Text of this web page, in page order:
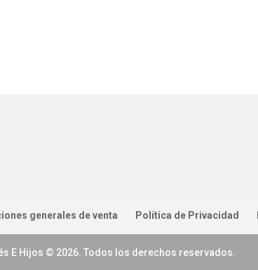
generales de venta Política de Privacidad
E Hijos © 2026. Todos los derechos reservados.